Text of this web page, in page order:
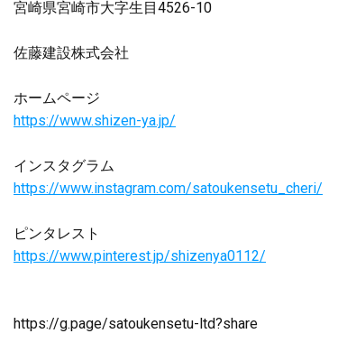
宮崎県宮崎市大字生目4526-10
佐藤建設株式会社
ホームページ
https://www.shizen-ya.jp/
インスタグラム
https://www.instagram.com/satoukensetu_cheri/
ピンタレスト
https://www.pinterest.jp/shizenya0112/
https://g.page/satoukensetu-ltd?share